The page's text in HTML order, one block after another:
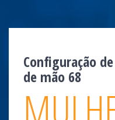
Configuração
de mão 68